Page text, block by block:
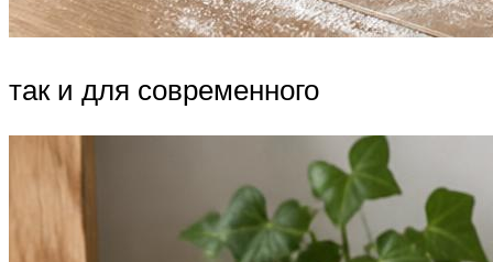
так и для современного